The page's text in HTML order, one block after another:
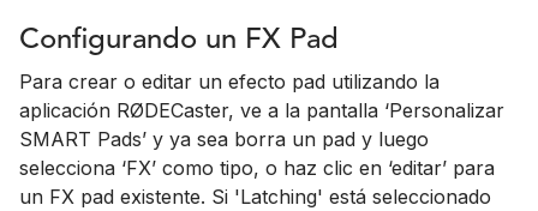
Configurando un FX Pad
Para crear o editar un efecto pad utilizando la
aplicación RØDECaster, ve a la pantalla ‘Personalizar
SMART Pads’ y ya sea borra un pad y luego
selecciona ‘FX’ como tipo, o haz clic en ‘editar’ para
un FX pad existente. Si 'Latching' está seleccionado